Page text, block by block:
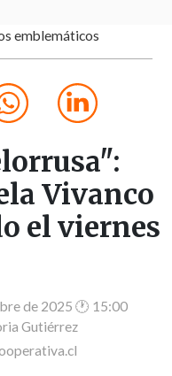
emblemáticos
Vivanco
el viernes
de 2025 🕐 15:00
Gutiérrez